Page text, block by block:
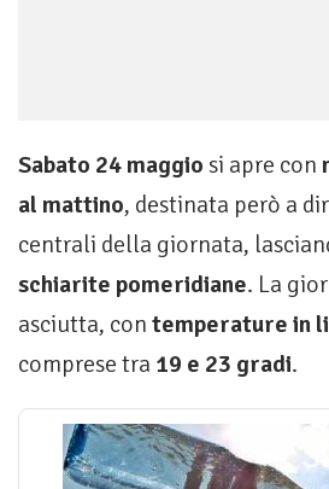
Sabato 24 maggio si apre con
al mattino, destinata però a
centrali della giornata,
schiarite pomeridiane. La
asciutta, con temperature in
comprese tra 19 e 23 gradi.